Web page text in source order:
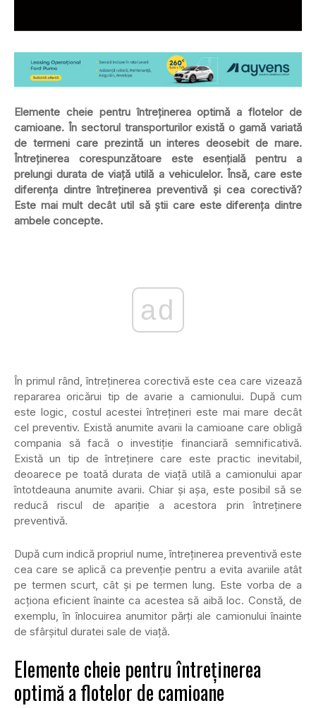
Elemente cheie pentru întreținerea optimă a flotelor de
camioane. În sectorul transporturilor există o gamă variată
de termeni care prezintă un interes deosebit de mare.
Întreținerea corespunzătoare este esențială pentru a
prelungi durata de viață utilă a vehiculelor. Însă, care este
diferența dintre întreținerea preventivă și cea corectivă?
Este mai mult decât util să știi care este diferența dintre
ambele concepte.
ad
În primul rând, întreținerea corectivă este cea care vizează
repararea oricărui tip de avarie a camionului. După cum
este logic, costul acestei întrețineri este mai mare decât
cel preventiv. Există anumite avarii la camioane care obligă
compania să facă o investiție financiară semnificativă.
Există un tip de întreținere care este practic inevitabil,
deoarece pe toată durata de viață utilă a camionului apar
întotdeauna anumite avarii. Chiar și așa, este posibil să se
reducă riscul de apariție a acestora prin întreținere
preventivă.
După cum indică propriul nume, întreținerea preventivă este
cea care se aplică ca prevenție pentru a evita avariile atât
pe termen scurt, cât și pe termen lung. Este vorba de a
acționa eficient înainte ca acestea să aibă loc. Constă, de
exemplu, în înlocuirea anumitor părți ale camionului înainte
de sfârșitul duratei sale de viață.
Elemente cheie pentru întreținerea
optimă a flotelor de camioane